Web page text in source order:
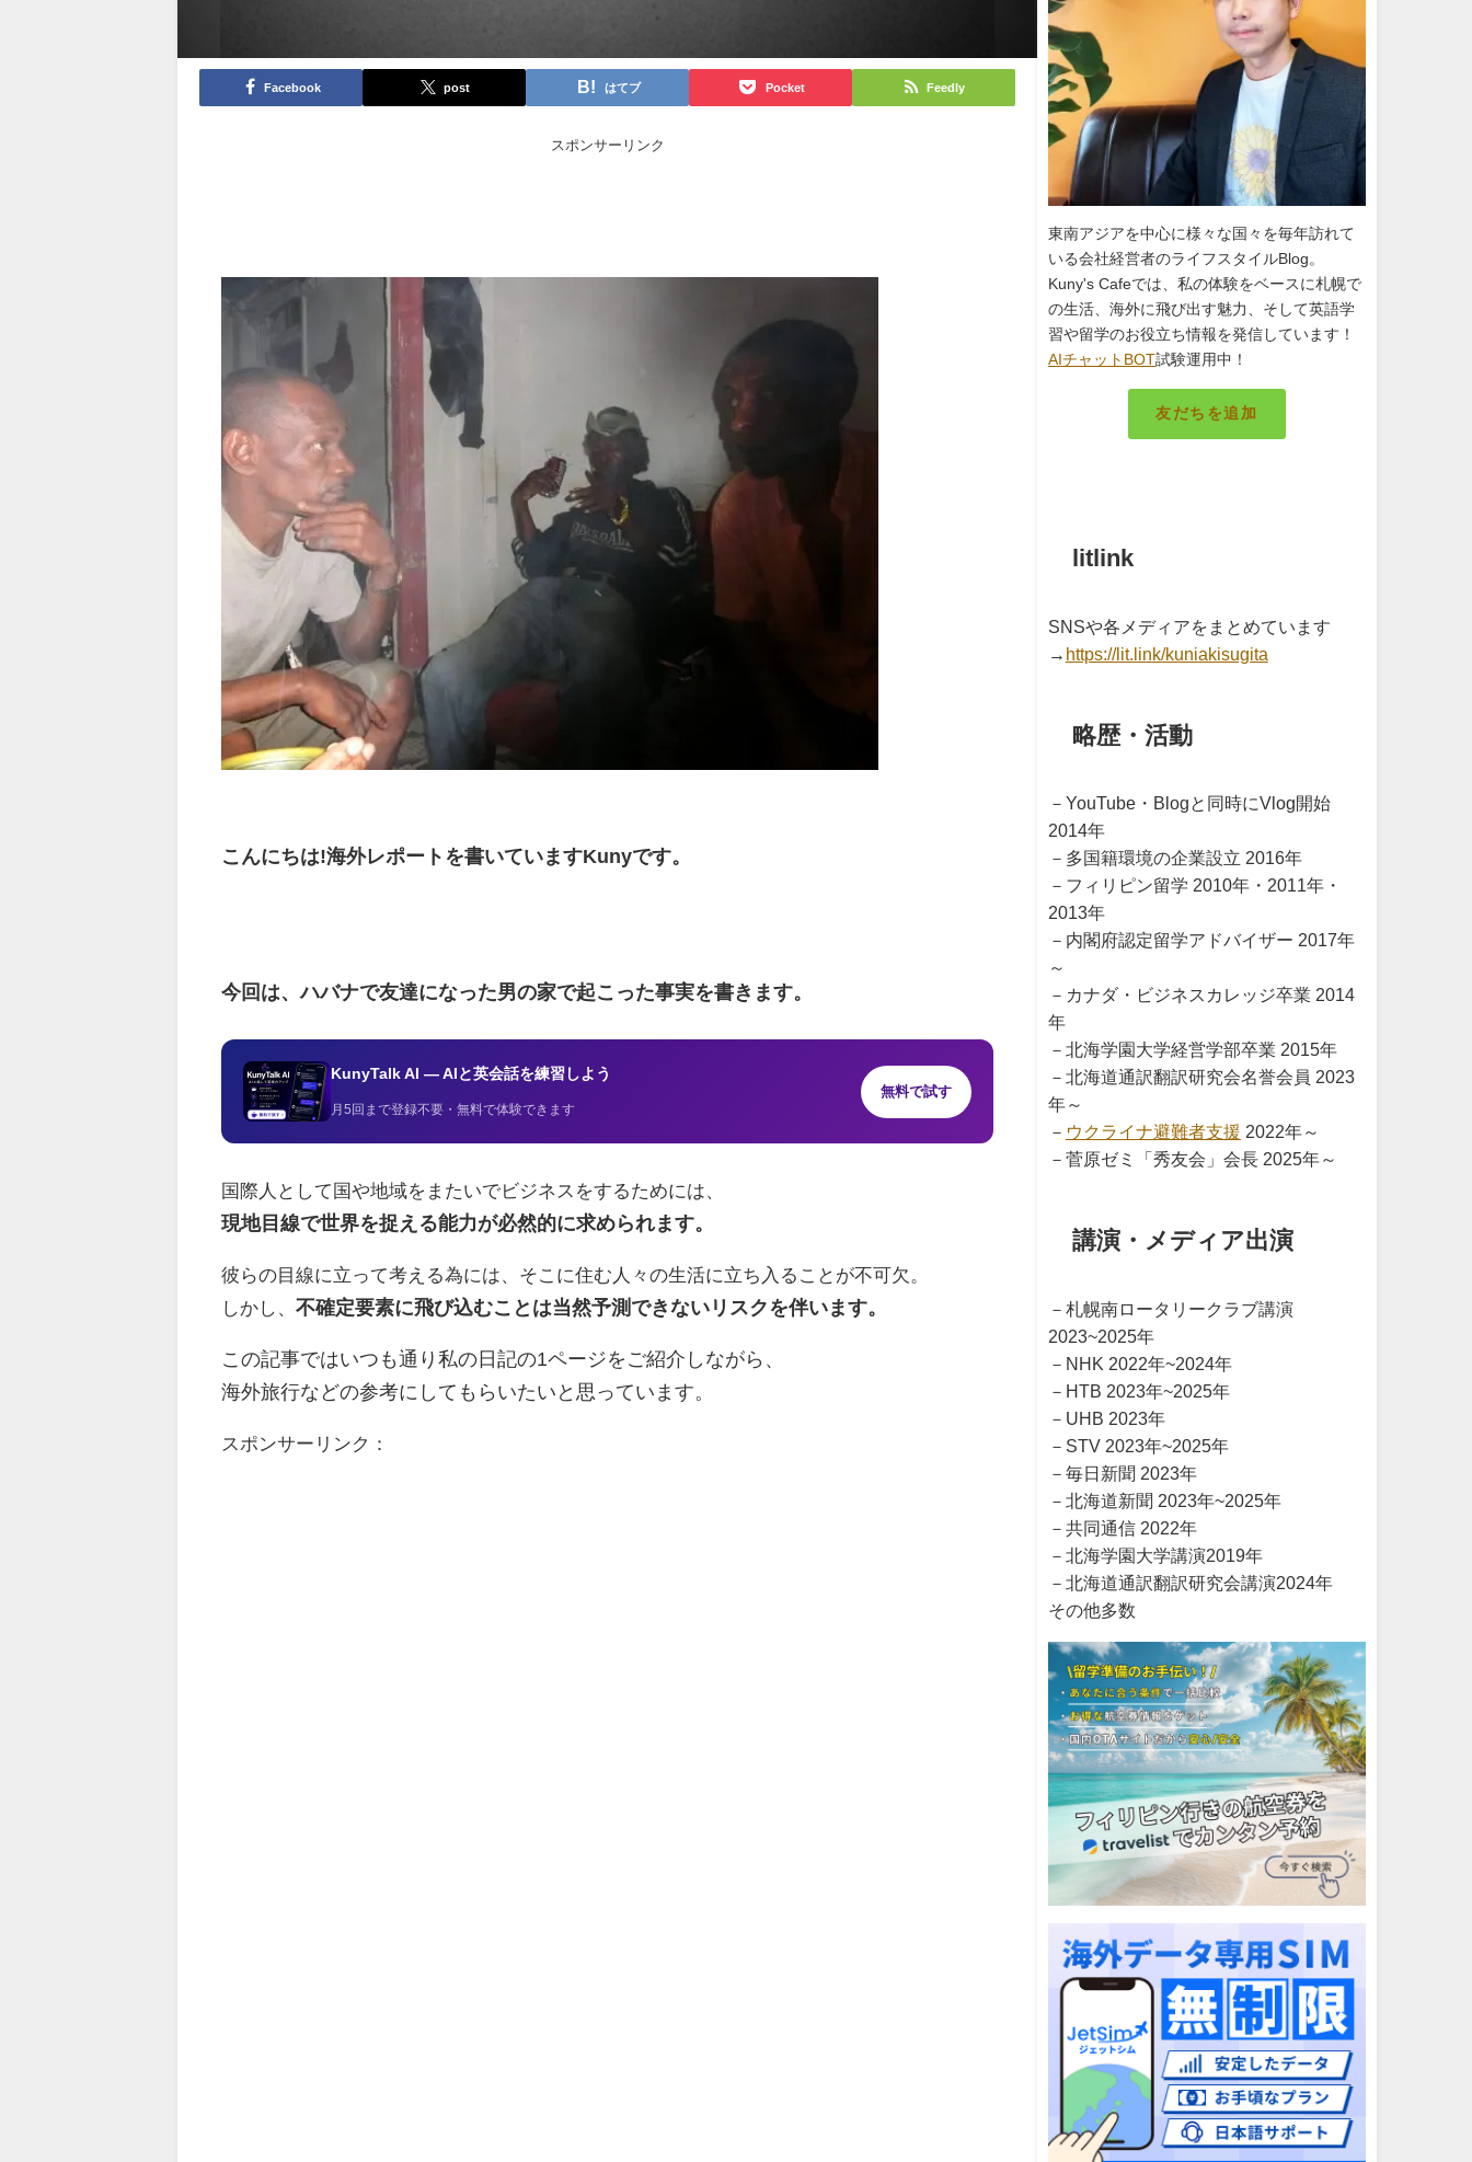
Facebook post はてブ Pocket Feedly
スポンサーリンク
こんにちは!海外レポートを書いていますKunyです。
今回は、ハバナで友達になった男の家で起こった事実を書きます。
KunyTalk AI — AIと英会話を練習しよう
月5回まで登録不要・無料で体験できます
無料で試す
国際人として国や地域をまたいでビジネスをするためには、
現地目線で世界を捉える能力が必然的に求められます。
彼らの目線に立って考える為には、そこに住む人々の生活に立ち入ることが不可欠。
しかし、不確定要素に飛び込むことは当然予測できないリスクを伴います。
この記事ではいつも通り私の日記の1ページをご紹介しながら、
海外旅行などの参考にしてもらいたいと思っています。
スポンサーリンク：
東南アジアを中心に様々な国々を毎年訪れて
いる会社経営者のライフスタイルBlog。
Kuny's Cafeでは、私の体験をベースに札幌で
の生活、海外に飛び出す魅力、そして英語学
習や留学のお役立ち情報を発信しています！
AIチャットBOT試験運用中！
友だちを追加
litlink
SNSや各メディアをまとめています
→ https://lit.link/kuniakisugita
略歴・活動
－YouTube・Blogと同時にVlog開始
2014年
－多国籍環境の企業設立 2016年
－フィリピン留学 2010年・2011年・
2013年
－内閣府認定留学アドバイザー 2017年
～
－カナダ・ビジネスカレッジ卒業 2014
年
－北海学園大学経営学部卒業 2015年
－北海道通訳翻訳研究会名誉会員 2023
年～
－ ウクライナ避難者支援 2022年～
－菅原ゼミ「秀友会」会長 2025年～
講演・メディア出演
－札幌南ロータリークラブ講演
2023~2025年
－NHK 2022年~2024年
－HTB 2023年~2025年
－UHB 2023年
－STV 2023年~2025年
－毎日新聞 2023年
－北海道新聞 2023年~2025年
－共同通信 2022年
－北海学園大学講演2019年
－北海道通訳翻訳研究会講演2024年
その他多数